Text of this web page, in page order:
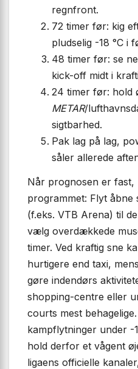
regnfront.
72 timer før: kig
pludselig -18 °C i
48 timer før: se
kick-off midt i
24 timer før: hold
METAR/
sigtbarhed.
Pak lag på lag,
såler allerede
Når prognosen er fast,
programmet: Flyt åbne
(f.eks. VTB Arena) til
vælg overdækkede
timer. Ved kraftig sne
hurtigere end taxi,
gøre indendørs
shopping-centre eller
courts mest
kampflytninger under -
hold derfor et vågent
ligaens officielle